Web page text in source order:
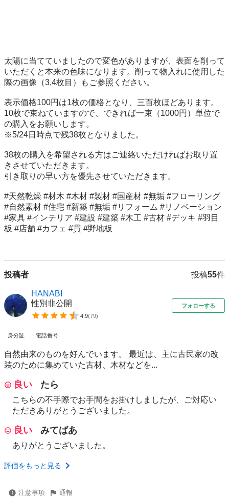
太陽に当てていましたので変色がありますが、表面を削って
いただくと本来の色味になります。削って物入れに使用した
際の画像（3,4枚目）もご参照ください。
表示価格100円は1枚の価格となり、三百枚ほどあります。
10枚で束ねていますので、できれば一束（1000円）単位で
の購入をお願いします。
※5/24日時点で残38枚となりました。
38枚の購入を希望される方はご連絡いただければお取り置
きさせていただきます。
引き取りの早い方を優先させていただきます。
#天然乾燥 #材木 #木材 #製材 #国産材 #無垢 #フローリング
#自然素材 #住宅 #新築 #無垢 #リフォーム #リノベーション
#家具 #インテリア #建設 #建築 #木工 #古材 #デッキ #羽目
板 #店舗 #カフェ #貫 #野地板
投稿者 投稿55件
HANABI
性別非公開
4.9(79)
フォローする
身分証 電話番号
自然由来のものを好んでいます。 最近は、主に古民家の改
装のために集めていた古材、木材などを...
良い たら
こちらの不手際でお手間をお掛けしましたが、ご対応い
ただきありがとうございました。
良い みてばあ
ありがとうございました。
評価をもっと見る
注意事項 通報